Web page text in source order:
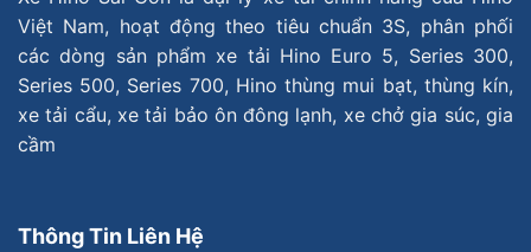
Việt Nam, hoạt động theo tiêu chuẩn 3S, phân phối
các dòng sản phẩm xe tải Hino Euro 5, Series 300,
Series 500, Series 700, Hino thùng mui bạt, thùng kín,
xe tải cẩu, xe tải bảo ôn đông lạnh, xe chở gia súc, gia
cầm
Thông Tin Liên Hệ